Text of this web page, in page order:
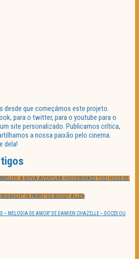
desde que começámos este projeto.
para o twitter, para o youtube para o
site personalizado. Publicamos crítica,
a nossa paixão pelo cinema.
dela!
A NOVA AVENTURA (HOODWINKED TOO! HOOD VS.
IN PARIS)” DE WOODY ALLEN
– MELODIA DE AMOR” DE DAMIEN CHAZELLE – DOCES OU